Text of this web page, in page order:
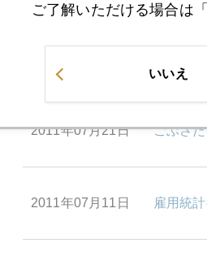
2011年07月21日 ごぶさた
2011年07月11日 雇用統
ご了解いただける場合は
いいえ